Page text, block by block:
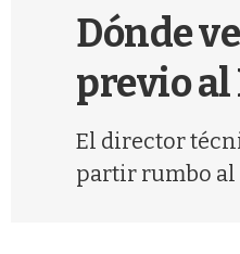
Dónde
previo
El director
partir rumbo al